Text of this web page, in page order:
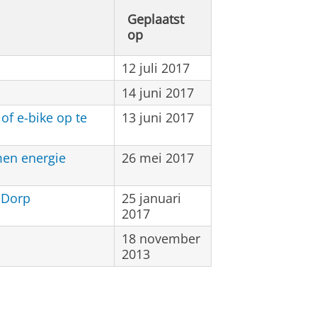
Geplaatst
op
12 juli 2017
14 juni 2017
e-bike op te
13 juni 2017
energie 26 mei 2017
25 januari
2017
18 november
2013